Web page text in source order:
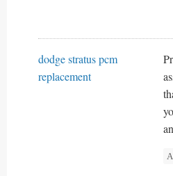
dodge stratus pcm
replacement